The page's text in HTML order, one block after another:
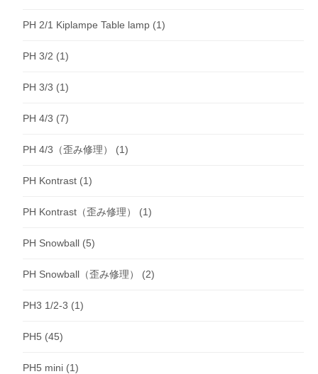
PH 2/1 Kiplampe Table lamp (1)
PH 3/2 (1)
PH 3/3 (1)
PH 4/3 (7)
PH 4/3（歪み修理） (1)
PH Kontrast (1)
PH Kontrast（歪み修理） (1)
PH Snowball (5)
PH Snowball（歪み修理） (2)
PH3 1/2-3 (1)
PH5 (45)
PH5 mini (1)